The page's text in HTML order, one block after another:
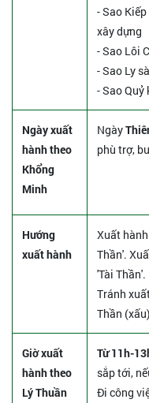
- Sao
xây dựng
- Sao Lôi
- Sao Ly
- Sao
Ngày xuất
hành theo
Khổng
Minh
Ngày
phù trợ,
Hướng
xuất hành
Xuất
Thần'.
'Tài Thần'.
Tránh
Thần (xấu)
Giờ xuất
hành theo
Lý Thuần
Từ 11h-
sắp tới,
Đi công